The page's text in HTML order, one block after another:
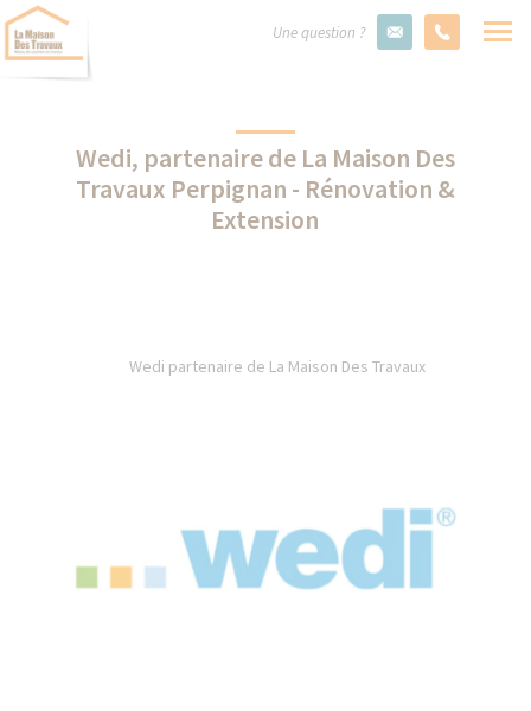
Une question ?
Wedi, partenaire de La Maison Des
Travaux Perpignan - Rénovation &
Extension
Wedi partenaire de La Maison Des Travaux